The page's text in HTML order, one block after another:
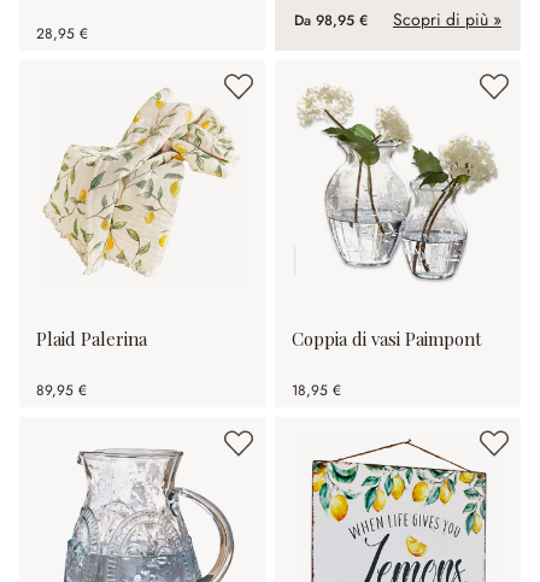
28,95 €
Da 98,95 € Scopri di più »
Plaid Palerina
89,95 €
Coppia di vasi Paimpont
18,95 €